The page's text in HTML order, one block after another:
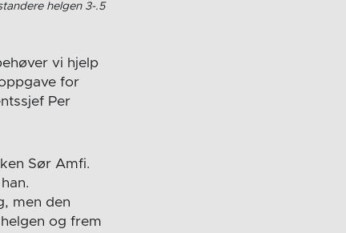
helgen 3-.5
vi hjelp
for
Per
Sør Amfi.
men den
og frem